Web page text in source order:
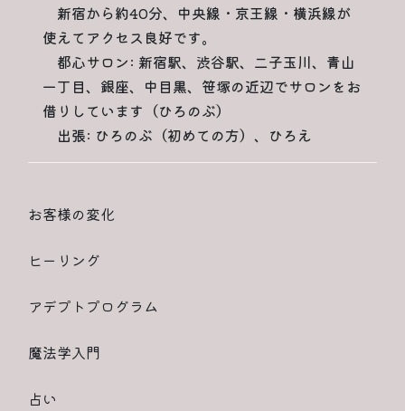
新宿から約40分、中央線・京王線・横浜線が
使えてアクセス良好です。
都心サロン: 新宿駅、渋谷駅、二子玉川、青山
一丁目、銀座、中目黒、笹塚の近辺でサロンをお
借りしています（ひろのぶ）
出張: ひろのぶ（初めての方）、ひろえ
お客様の変化
ヒーリング
アデプトプログラム
魔法学入門
占い